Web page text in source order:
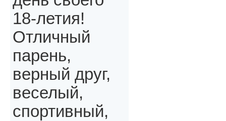
18-летия!
Отличный
парень,
верный друг,
веселый,
спортивный,